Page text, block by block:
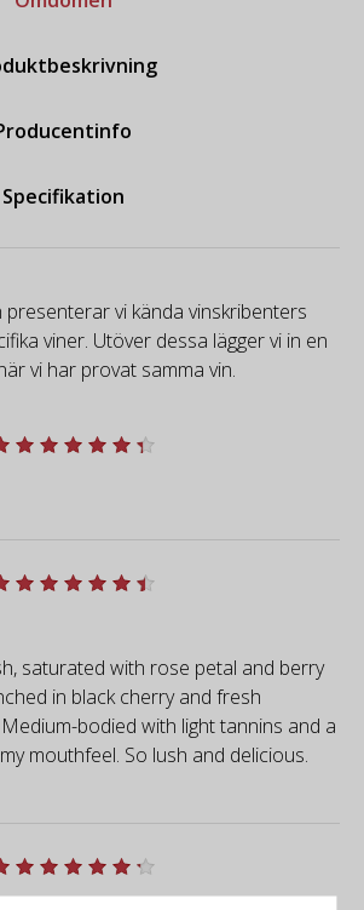
Specifikation
vi kända vinskribenters
viner. Utöver dessa lägger vi in en
vi har provat samma vin.
saturated with rose petal and berry
in black cherry and fresh
bodied with light tannins and a
mouthfeel. So lush and delicious.